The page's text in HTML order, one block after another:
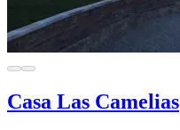
Casa Las Camelias